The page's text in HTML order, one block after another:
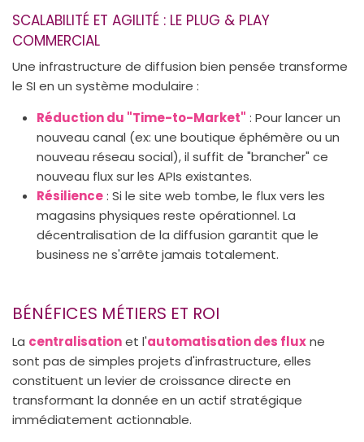
SCALABILITÉ ET AGILITÉ : LE PLUG & PLAY
COMMERCIAL
Une infrastructure de diffusion bien pensée transforme
le SI en un système modulaire :
Réduction du "Time-to-Market" : Pour lancer un
nouveau canal (ex: une boutique éphémère ou un
nouveau réseau social), il suffit de "brancher" ce
nouveau flux sur les APIs existantes.
Résilience: Si le site web tombe, le flux vers les
magasins physiques reste opérationnel. La
décentralisation de la diffusion garantit que le
business ne s'arrête jamais totalement.
BÉNÉFICES MÉTIERS ET ROI
La centralisationet l'automatisation des fluxne
sont pas de simples projets d'infrastructure, elles
constituent un levier de croissance directe en
transformant la donnée en un actif stratégique
immédiatement actionnable.